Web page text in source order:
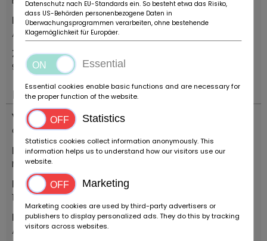
Location
Aalter
Zip code
9880
Important
Vehicle type
Classic Car
Make
MG
First registration year
1958
Model
A 1600 '58
Datenschutz nach EU-Standards ein. So besteht etwa das Risiko,
dass US-Behörden personenbezogene Daten in
Überwachungsprogrammen verarbeiten, ohne bestehende
Klagemöglichkeit für Europäer.
Essential
Essential cookies enable basic functions and are necessary for
the proper function of the website.
Statistics
Statistics cookies collect information anonymously. This
information helps us to understand how our visitors use our
website.
Marketing
Marketing cookies are used by third-party advertisers or
publishers to display personalized ads. They do this by tracking
visitors across websites.